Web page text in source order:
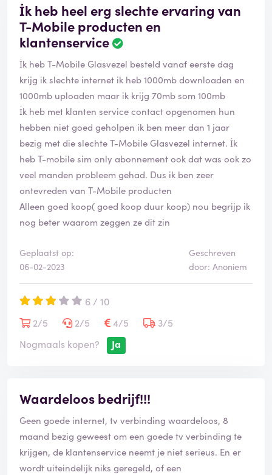
İk heb heel erg slechte ervaring van
T-Mobile producten en
klantenservice
İk heb T-Mobile Glasvezel besteld vanaf eerste dag
krijg ik slechte internet ik heb 1000mb downloaden en
1000mb uploaden maar ik krijg 70mb som 100mb
İk heb met klanten service contact opgenomen hun
hebben niet goed geholpen ik ben meer dan 1 jaar
bezig met die slechte T-Mobile Glasvezel internet. İk
heb T-mobile sim only abonnement ook dat was ook zo
veel manden probleem gehad. Dus ik ben zeer
ontevreden van T-Mobile producten
Alleen goed koop( goed koop duur koop) nou begrijp ik
nog beter waarom zeggen ze dit zin
Geplaatst op:
06-02-2023
Geschreven
door: Anoniem
6 / 10
2/5
2/5 4/5
3/5
Nogmaals kopen?
Ja
Waardeloos bedrijf!!!
Geen goede internet, tv verbinding waardeloos, 8
maand bezig geweest om een goede tv verbinding te
krijgen, de klantenservice neemt je niet serieus. En er
wordt uiteindelijk niks geregeld, of een